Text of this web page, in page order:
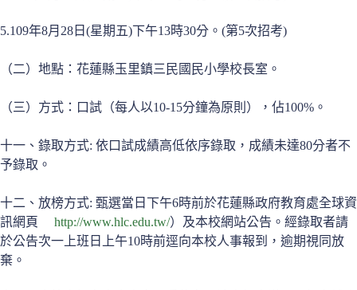
5.109年8月28日(星期五)下午13時30分。(第5次招考)
（二）地點：花蓮縣玉里鎮三民國民小學校長室。
（三）方式：口試（每人以10-15分鐘為原則），佔100%。
十一、錄取方式: 依口試成績高低依序錄取，成績未達80分者不
予錄取。
十二、放榜方式: 甄選當日下午6時前於花蓮縣政府教育處全球資
訊網頁 http://www.hlc.edu.tw/）及本校網站公告。經錄取者請
於公告次一上班日上午10時前逕向本校人事報到，逾期視同放
棄。